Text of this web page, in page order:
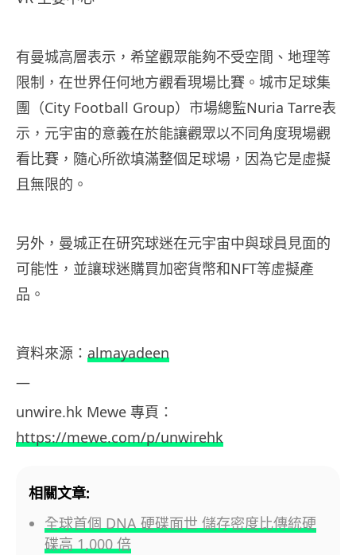
有曼城高層表示，希望觀眾能夠不受空間、地理等
限制，在世界任何地方觀看現場比賽。城市足球集
團（City Football Group）市場總監Nuria Tarre表
示，元宇宙的意義在於能讓觀眾以不同角度現場觀
看比賽，隨心所欲填滿整個足球場，因為它是虛擬
且無限的。
另外，曼城正在研究球迷在元宇宙中與球員見面的
可能性，並讓球迷購買加密貨幣和NFT等虛擬產
品。
資料來源： almayadeen
—
unwire.hk Mewe 專頁：
https://mewe.com/p/unwirehk
相關文章:
全球首個 DNA 硬碟面世 儲存密度比傳統硬
碟高 1,000 倍